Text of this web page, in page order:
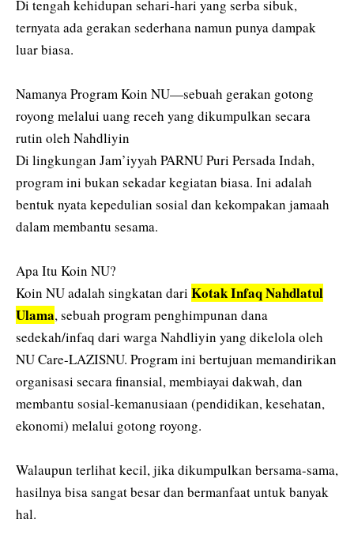
‎Di tengah kehidupan sehari-hari yang serba sibuk,
ternyata ada gerakan sederhana namun punya dampak
luar biasa.
‎Namanya Program Koin NU—sebuah gerakan gotong
royong melalui uang receh yang dikumpulkan secara
rutin oleh Nahdliyin
‎Di lingkungan Jam’iyyah PARNU Puri Persada Indah,
program ini bukan sekadar kegiatan biasa. Ini adalah
bentuk nyata kepedulian sosial dan kekompakan jamaah
dalam membantu sesama.
‎Apa Itu Koin NU?
Koin NU adalah singkatan dari Kotak Infaq Nahdlatul
Ulama, sebuah program penghimpunan dana
sedekah/infaq dari warga Nahdliyin yang dikelola oleh
NU Care-LAZISNU. Program ini bertujuan memandirikan
organisasi secara finansial, membiayai dakwah, dan
membantu sosial-kemanusiaan (pendidikan, kesehatan,
ekonomi) melalui gotong royong.
‎Walaupun terlihat kecil, jika dikumpulkan bersama-sama,
hasilnya bisa sangat besar dan bermanfaat untuk banyak
hal.